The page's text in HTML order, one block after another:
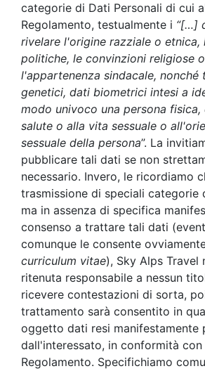
categorie di Dati Personali di cui
Regolamento, testualmente i “[…]
rivelare l'origine razziale o etnica,
politiche, le convinzioni religiose
l'appartenenza sindacale,
genetici, dati biometrici intesi a
modo univoco una persona
salute o alla vita sessuale o
sessuale della persona”. La
pubblicare tali dati se non
necessario. Invero, le ricordiamo
trasmissione di speciali categorie
ma in assenza di specifica
consenso a trattare tali dati
comunque le consente
curriculum vitae), Sky Alps Travel
ritenuta responsabile a nessun
ricevere contestazioni di sorta,
trattamento sarà consentito in
oggetto dati resi manifestamente
dall'interessato, in conformità con
Regolamento. Specifichiamo